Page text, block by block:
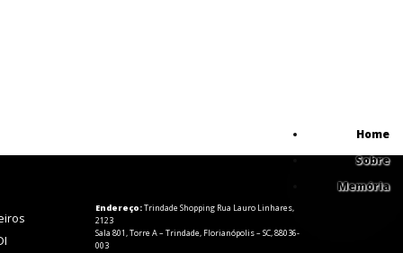
Home
Sobre
Memória
Endereço:Trindade Shopping Rua Lauro Linhares,
2123
Sala 801, Torre A – Trindade, Florianópolis – SC, 88036-
003